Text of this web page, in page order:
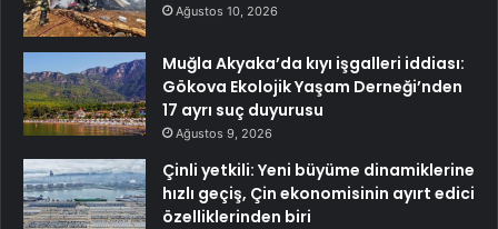
Ağustos 10, 2026
Muğla Akyaka’da kıyı işgalleri iddiası:
Gökova Ekolojik Yaşam Derneği’nden
17 ayrı suç duyurusu
Ağustos 9, 2026
Çinli yetkili: Yeni büyüme dinamiklerine
hızlı geçiş, Çin ekonomisinin ayırt edici
özelliklerinden biri